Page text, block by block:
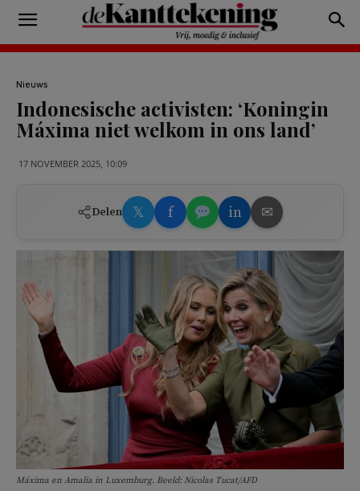
Nieuws
Indonesische activisten: ‘Koningin
Máxima niet welkom in ons land’
17 NOVEMBER 2025, 10:09
Delen 𝕏 f in ✉
Máxima en Amalia in Luxemburg. Beeld: Nicolas Tucat/AFD